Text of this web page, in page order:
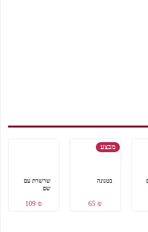
שרשרת עם
שם
₪ 109
מבצע
בטנונה
₪ 65